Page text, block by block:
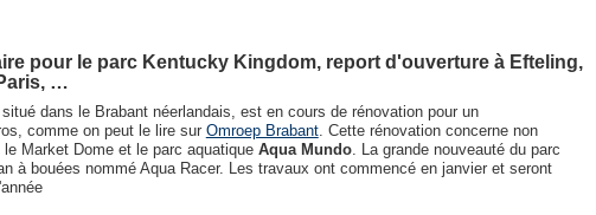
pour le parc Kentucky Kingdom, report d'ouverture à Efteling,
…
dans le Brabant néerlandais, est en cours de rénovation pour un
comme on peut le lire sur Omroep Brabant. Cette rénovation concerne non
Market Dome et le parc aquatique Aqua Mundo. La grande nouveauté du parc
à bouées nommé Aqua Racer. Les travaux ont commencé en janvier et seront